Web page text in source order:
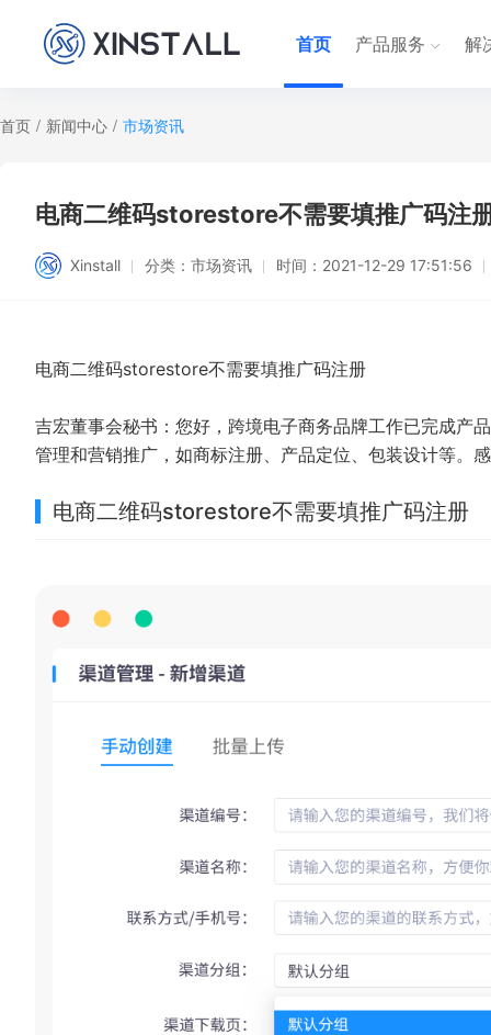
首页 产品服务 解
首页 / 新闻中心 / 市场资讯
电商二维码storestore不需要填推广码注
Xinstall 分类： 市场资讯 时间： 2021-12-29 17:51:56
电商二维码storestore不需要填推广码注册
吉宏董事会秘书：您好，跨境电子商务品牌工作已完成产
管理和营销推广，如商标注册、产品定位、包装设计等。
电商二维码storestore不需要填推广码注册